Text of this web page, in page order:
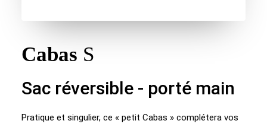
Cabas S
Sac réversible - porté main
Pratique et singulier, ce « petit Cabas » complétera vos